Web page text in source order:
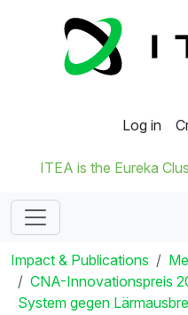
Log in
ITEA is the Eureka
Impact & Publications
CNA-Innovationspreis
System gegen